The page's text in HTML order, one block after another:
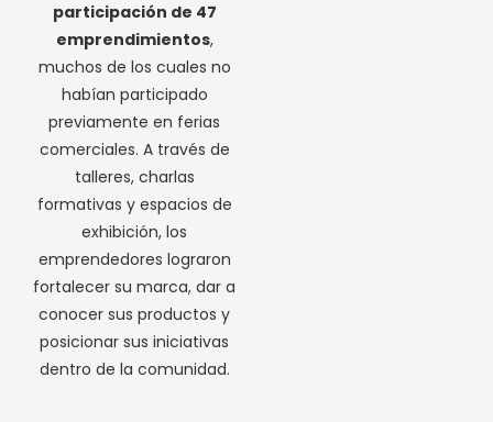
participación de 47
emprendimientos,
muchos de los cuales no
habían participado
previamente en ferias
comerciales. A través de
talleres, charlas
formativas y espacios de
exhibición, los
emprendedores lograron
fortalecer su marca, dar a
conocer sus productos y
posicionar sus iniciativas
dentro de la comunidad.